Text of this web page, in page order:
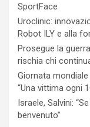
SportFace
Uroclinic:
Robot ILY e alla
Prosegue la
rischia chi
Giornata
“Una vittima ogni
Israele, Salvini:
benvenuto”